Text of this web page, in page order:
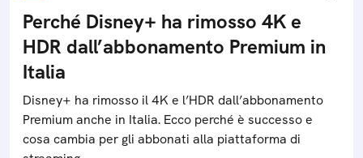
Perché Disney+ ha rimosso 4K e
HDR dall’abbonamento Premium in
Italia
Disney+ ha rimosso il 4K e l’HDR dall’abbonamento
Premium anche in Italia. Ecco perché è successo e
cosa cambia per gli abbonati alla piattaforma di